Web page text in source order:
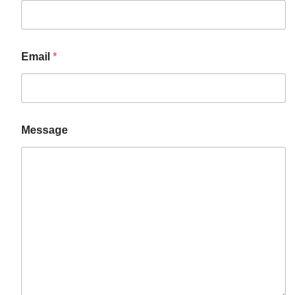
Email *
Message